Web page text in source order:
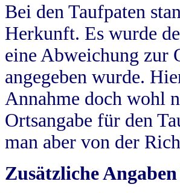
Bei den Taufpaten
Herkunft. Es wurde
eine Abweichung zur
angegeben wurde.
Annahme doch wohl
Ortsangabe für den
man aber von der
Zusätzliche